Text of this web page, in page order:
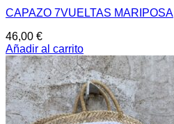
CAPAZO 7VUELTAS MARIPOSA
46,00 €
Añadir al carrito